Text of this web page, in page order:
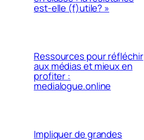
est-elle (f)utile? »
Ressources pour réfléchir
aux médias et mieux en
profiter :
medialogue.online
Impliquer de grandes